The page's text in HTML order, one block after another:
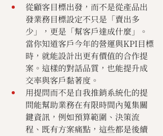
從顧客目標出發，而不是從產品出
發業務目標設定不只是「賣出多
少」，更是「幫客戶達成什麼」。
當你知道客戶今年的營運與KPI目標
時，就能設計出更有價值的合作提
案。這樣的對話品質，也能提升成
交率與客戶黏著度。
用提問而不是自我推銷系統化的提
問能幫助業務在有限時間內蒐集關
鍵資訊，例如預算範圍、決策流
程、既有方案痛點，這些都是後續